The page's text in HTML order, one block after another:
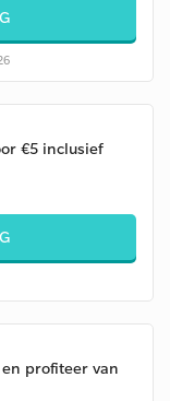
€5 inclusief
profiteer van